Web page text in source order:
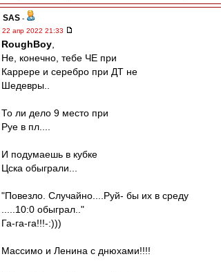
SAS -
22 апр 2022 21:33
RoughBoy
Не, конечно, тебе ЧЕ при
Каррере и серебро при ДТ не
Шедевры..
То ли дело 9 место при
Руе в пл....
И подумаешь в кубке
Цска обыграли...
"Повезло. Случайно....Руй- бы их в среду
.....10:0 обыграл.."
Га-га-га!!!-:)))
Массимо и Ленина с днюхами!!!!